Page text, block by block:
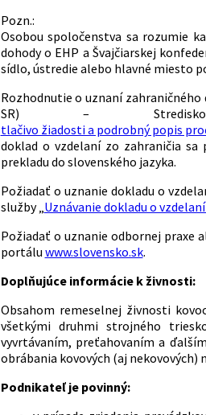
Pozn.:
Osobou spoločenstva sa rozumie
dohody o EHP a Švajčiarskej
sídlo, ústredie alebo hlavné miesto
Rozhodnutie o uznaní zahraničného
SR) –
tlačivo žiadosti a podrobný popis
doklad o vzdelaní zo zahraničia sa
prekladu do slovenského jazyka.
Požiadať o uznanie dokladu o
služby „Uznávanie dokladu o
Požiadať o uznanie odbornej praxe
portálu www.slovensko.sk.
Doplňujúce informácie k živnosti:
Obsahom remeselnej živnosti
všetkými druhmi strojného
vyvrtávaním, preťahovaním a
obrábania kovových (aj nekovových)
Podnikateľ je povinný: